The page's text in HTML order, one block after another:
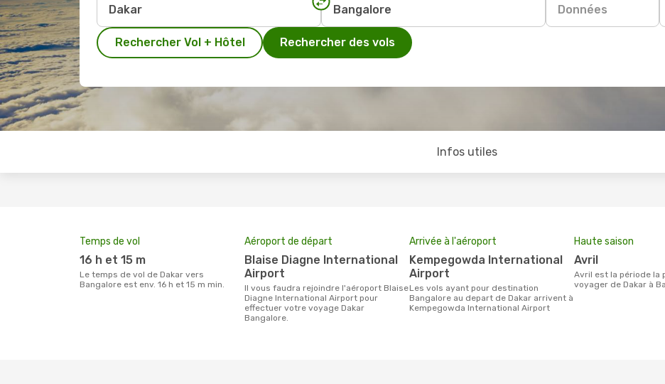
Données
Rechercher Vol + Hôtel Rechercher des vols
Infos utiles
Temps de vol
16 h et 15 m
Le temps de vol de Dakar vers
Bangalore est env. 16 h et 15 m min.
Aéroport de départ
Blaise Diagne International
Airport
Il vous faudra rejoindre l'aéroport Blaise
Diagne International Airport pour
effectuer votre voyage Dakar
Bangalore.
Arrivée à l'aéroport
Kempegowda International
Airport
Les vols ayant pour destination
Bangalore au depart de Dakar arrivent à
Kempegowda International Airport
Haute saison
avril
avril est la période la plus chargée pour
voyager de Dakar à